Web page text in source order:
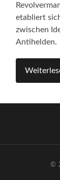
etabliert
zwischen
Antihelden.
©